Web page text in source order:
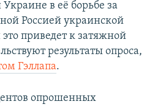
в её борьбе за
Россией украинской
приведет к затяжной
результаты опроса,
Гэллапа.
опрошенных